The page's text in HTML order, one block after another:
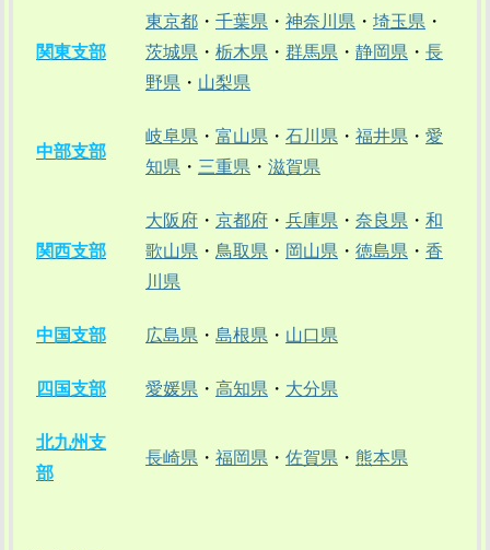
関東支部
東京都 ・ 千葉県 ・ 神奈川県 ・ 埼玉県 ・
茨城県 ・ 栃木県 ・ 群馬県 ・ 静岡県 ・ 長
野県 ・ 山梨県
中部支部
岐阜県 ・ 富山県 ・ 石川県 ・ 福井県 ・ 愛
知県 ・ 三重県 ・ 滋賀県
関西支部
大阪府 ・ 京都府 ・ 兵庫県 ・ 奈良県 ・ 和
歌山県 ・ 鳥取県 ・ 岡山県 ・ 徳島県 ・ 香
川県
中国支部 広島県 ・ 島根県 ・ 山口県
四国支部 愛媛県 ・ 高知県 ・ 大分県
北九州支
部
長崎県 ・ 福岡県 ・ 佐賀県 ・ 熊本県